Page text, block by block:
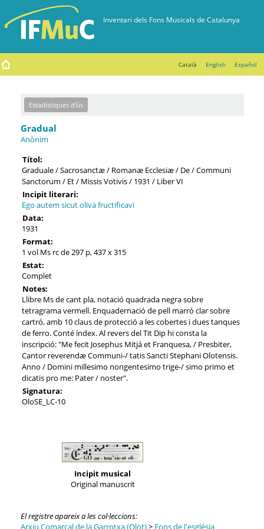
Català English Español
Estadístiques d'ús
Gradual
Anònim
Títol:
Graduale / Sacrosanctæ / Romanæ Ecclesiæ / De / Communi
Sanctorum / Et / Missis Votivis / 1931 / Liber VI
Incipit literari:
Ego autem sicut oliva fructificavi
Data:
1931
Format:
1 vol Ms rc de 297 p, 437 x 315
Estat:
Complet
Notes:
Llibre Ms de cant pla, notació quadrada negra sobre
tetragrama vermell. Enquadernació de pell marró clar sobre
cartró, amb 10 claus de protecció a les cobertes i dues tanques
de ferro. Conté índex. Al revers del Tit Dip hi consta la
inscripció: "Me fecit Josephus Mitjá et Franquesa, / Presbiter,
Cantor reverendæ Communi-/ tatis Sancti Stephani Olotensis.
Anno / Domini millesimo nongentesimo trige-/ simo primo et
dicatis pro me: Pater / noster".
Signatura:
OloSE_LC-10
Incipit musical
Original manuscrit
El registre apareix a les col·leccions:
Arxiu Comarcal de la Garrotxa (Olot)> Fons de l'església